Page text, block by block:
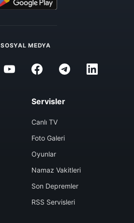
SOSYAL MEDYA
Servisler
Canlı TV
Foto Galeri
Oyunlar
Namaz Vakitleri
Son Depremler
RSS Servisleri